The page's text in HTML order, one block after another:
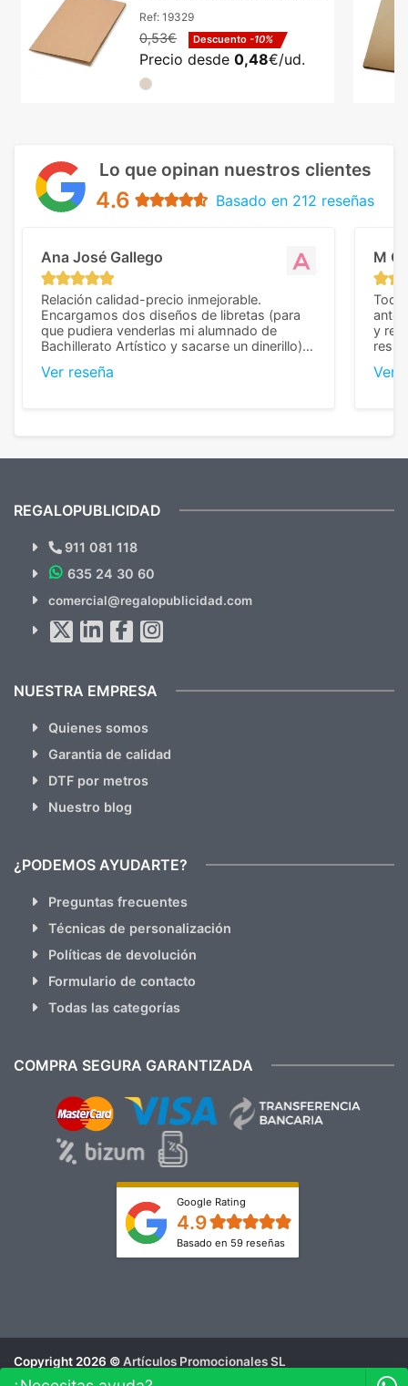
Ref: 19329
0,53€ Descuento -10%
Precio desde 0,48€/ud.
Lo que opinan nuestros clientes
4.6 Basado en 212 reseñas
Ana José Gallego
Relación calidad-precio inmejorable.
Encargamos dos diseños de libretas (para
que pudiera venderlas mi alumnado de
Bachillerato Artístico y sacarse un dinerillo) y
diferencia, con libretas de muy buena calidad
Ver reseña
M C
Todo
y
Ver
¿Quieres ver nuestras últimas
Novedades y Ofertas?
hacemos Spam)
REGALOPUBLICIDAD
911 081 118
635 24 30 60
comercial@regalopublicidad.com
NUESTRA EMPRESA
Quienes somos
Garantia de calidad
DTF por metros
Nuestro blog
¿PODEMOS AYUDARTE?
Preguntas frecuentes
Técnicas de personalización
Políticas de devolución
Formulario de contacto
Todas las categorías
COMPRA SEGURA GARANTIZADA
Google Rating
4.9
Basado en 59 reseñas
Copyright 2026 ©Artículos Promocionales SL
Aviso Legal